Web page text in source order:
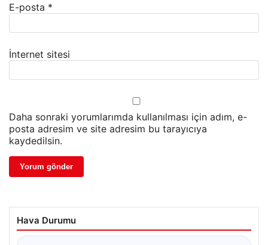
E-posta *
İnternet sitesi
Daha sonraki yorumlarımda kullanılması için adım, e-
posta adresim ve site adresim bu tarayıcıya
kaydedilsin.
Hava Durumu